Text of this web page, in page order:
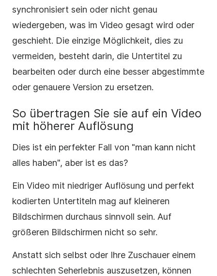
synchronisiert sein oder nicht genau
wiedergeben, was im Video gesagt wird oder
geschieht. Die einzige Möglichkeit, dies zu
vermeiden, besteht darin, die Untertitel zu
bearbeiten oder durch eine besser abgestimmte
oder genauere Version zu ersetzen.
So übertragen Sie sie auf ein Video
mit höherer Auflösung
Dies ist ein perfekter Fall von "man kann nicht
alles haben", aber ist es das?
Ein Video mit niedriger Auflösung und perfekt
kodierten Untertiteln mag auf kleineren
Bildschirmen durchaus sinnvoll sein. Auf
größeren Bildschirmen nicht so sehr.
Anstatt sich selbst oder Ihre Zuschauer einem
schlechten Seherlebnis auszusetzen, können